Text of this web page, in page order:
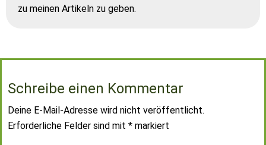
zu meinen Artikeln zu geben.
Schreibe einen Kommentar
Deine E-Mail-Adresse wird nicht veröffentlicht.
Erforderliche Felder sind mit * markiert